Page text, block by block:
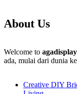
About Us
Welcome to
ada, mulai dari dunia
Creative DIY